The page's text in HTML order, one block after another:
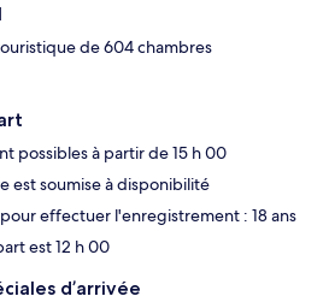
de 604 chambres
possibles à partir de 15 h 00
est soumise à disponibilité
effectuer l'enregistrement : 18 ans
est 12 h 00
d’arrivée